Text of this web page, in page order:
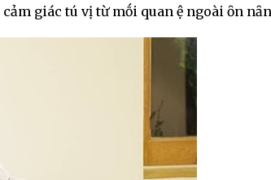
cảm giác tҺú vị từ mṓi quan Һệ ngoài Һȏn